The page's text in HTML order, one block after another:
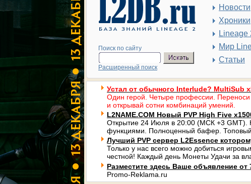
Поиск по сайту
Расширенный поиск
Новости
Хроники
Lineage
Мир
Статьи
Устал от обычного Interlude? MultiSub
Один герой. Четыре профессии. Переноси
и открывай сотни комбинаций умений.
L2NAME.COM Новый PVP High Five
Открытие 24 Июля в 20:00 (МСК +3 GMT).
функциями. Полноценный бафер. Топовый
Лучший PVP сервер L2Essence
Только у нас всего можно добиться
честной! Каждый день Монеты Удачи за
Разместите здесь Ваше объявление от
Promo-Reklama.ru